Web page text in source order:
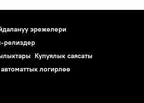
эрежелери
релиздер
Купуялык саясаты
логирлөө